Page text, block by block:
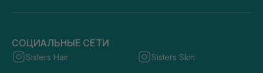
СОЦИАЛЬНЫЕ СЕТИ
Sisters Hair Sisters Skin